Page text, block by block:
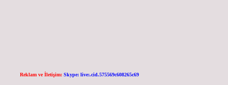
Reklam ve İletişim: Skype: live:.cid.575569c608265c69